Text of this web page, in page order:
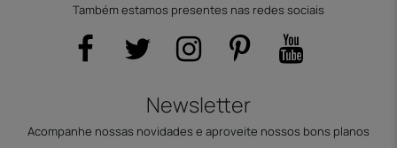
Também estamos presentes nas redes sociais
Newsletter
Acompanhe nossas novidades e aproveite nossos bons planos